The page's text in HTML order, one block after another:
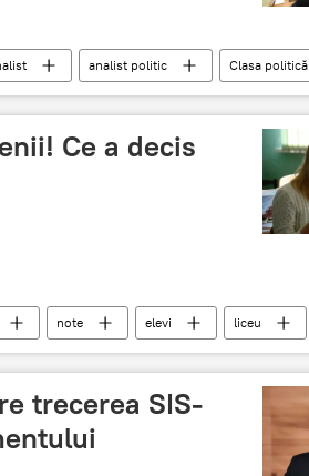
analist politic
Clasa politică
Ce a decis
note elevi
liceu
trecerea SIS-